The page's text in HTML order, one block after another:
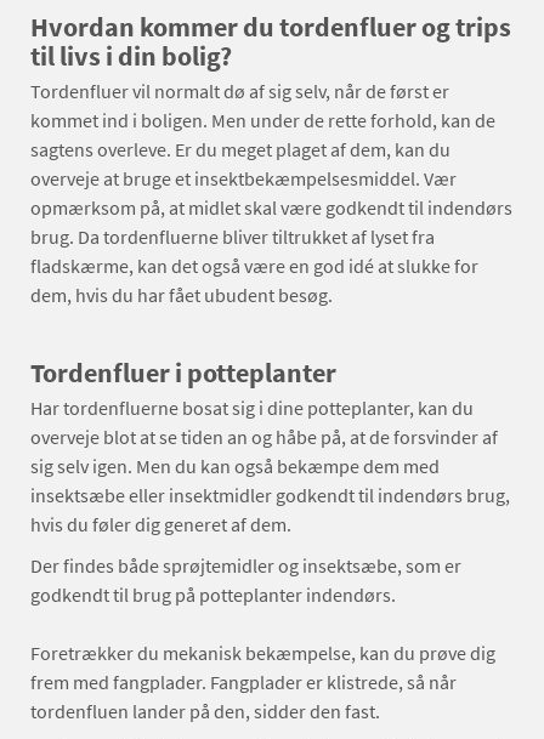
Hvordan kommer du tordenfluer og trips
til livs i din bolig?
Tordenfluer vil normalt dø af sig selv, når de først er
kommet ind i boligen. Men under de rette forhold, kan de
sagtens overleve. Er du meget plaget af dem, kan du
overveje at bruge et insektbekæmpelsesmiddel. Vær
opmærksom på, at midlet skal være godkendt til indendørs
brug. Da tordenfluerne bliver tiltrukket af lyset fra
fladskærme, kan det også være en god idé at slukke for
dem, hvis du har fået ubudent besøg.
Tordenfluer i potteplanter
Har tordenfluerne bosat sig i dine potteplanter, kan du
overveje blot at se tiden an og håbe på, at de forsvinder af
sig selv igen. Men du kan også bekæmpe dem med
insektsæbe eller insektmidler godkendt til indendørs brug,
hvis du føler dig generet af dem.
Der findes både sprøjtemidler og insektsæbe, som er
godkendt til brug på potteplanter indendørs.
Foretrækker du mekanisk bekæmpelse, kan du prøve dig
frem med fangplader. Fangplader er klistrede, så når
tordenfluen lander på den, sidder den fast.